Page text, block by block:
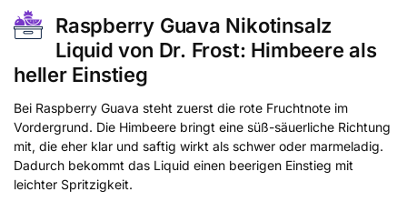
Raspberry Guava Nikotinsalz
Liquid von Dr. Frost: Himbeere als
heller Einstieg
Bei Raspberry Guava steht zuerst die rote Fruchtnote im
Vordergrund. Die Himbeere bringt eine süß-säuerliche Richtung
mit, die eher klar und saftig wirkt als schwer oder marmeladig.
Dadurch bekommt das Liquid einen beerigen Einstieg mit
leichter Spritzigkeit.